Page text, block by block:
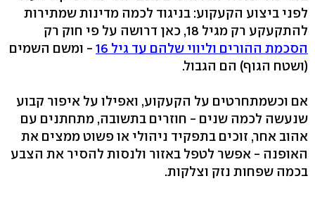
לפני ביצוע הקעקוע: בניגוד לכמה מדינות שמתירות
להתקעקע רק מגיל 18, כאן דרושה על פי חוק רק
הסכמת ההורים וליווי שלהם עד גיל 16
- ומשם השמים
(ושטח הגוף) הם הגבול.
אם וכשמתחרטים על הקעקוע, ואפילו על איפור קבוע
שנעשה לכמה שנים - חוזרים בתשובה, מתחתנים עם
אהוב אחר, זוכים בתפקיד ניהולי או פשוט ממצים את
האופנה - אפשר לטפל באזור ולנסות להסיר את הצבע
בכמה שפחות נזק וצלקות.